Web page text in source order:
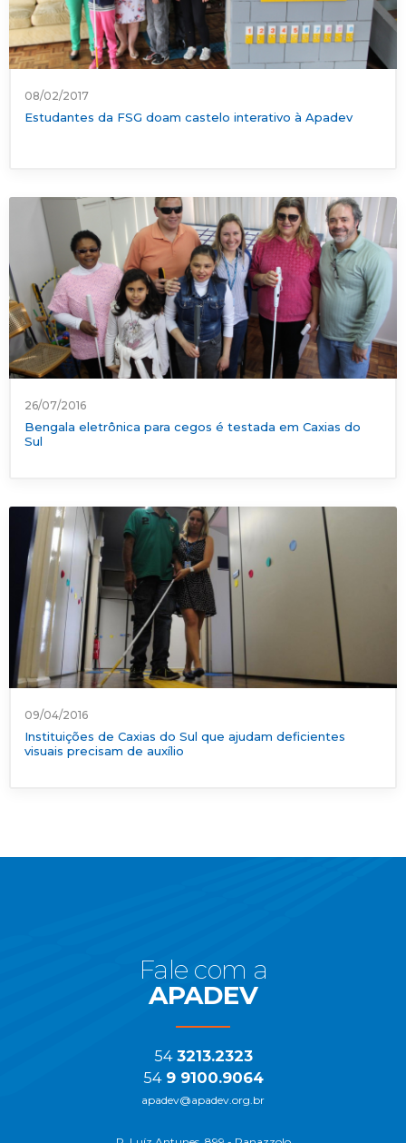
08/02/2017
Estudantes da FSG doam castelo interativo à Apadev
26/07/2016
Bengala eletrônica para cegos é testada em Caxias do
Sul
09/04/2016
Instituições de Caxias do Sul que ajudam deficientes
visuais precisam de auxílio
Fale com a
APADEV
54 3213.2323
54 9 9100.9064
apadev@apadev.org.br